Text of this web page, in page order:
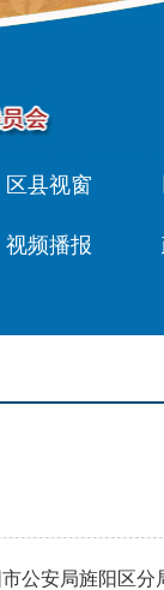
区县视窗
视频播报
公安局旌阳区分